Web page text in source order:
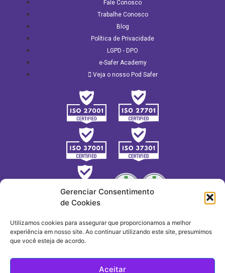
Gerenciar Consentimento
de Cookies
Utilizamos cookies para assegurar que proporcionamos a melhor
experiência em nosso site. Ao continuar utilizando este site, presumimos
que você esteja de acordo.
Aceitar
Fale Conosco
Trabalhe Conosco
Blog
Política de Privacidade
LGPD - DPO
e-Safer Academy
Veja o nosso Pod Safer